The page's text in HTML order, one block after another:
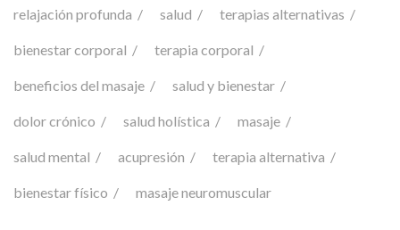
relajación profunda salud terapias alternativas
bienestar corporal terapia corporal
beneficios del masaje salud y bienestar
dolor crónico salud holística masaje
salud mental acupresión terapia alternativa
bienestar físico masaje neuromuscular